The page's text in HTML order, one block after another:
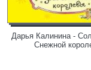
Дарья Калинина -
Снежной